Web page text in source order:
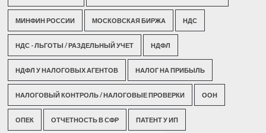
МИНФИН РОССИИ МОСКОВСКАЯ БИРЖА НДС
НДС - ЛЬГОТЫ / РАЗДЕЛЬНЫЙ УЧЕТ НДФЛ
НДФЛ У НАЛОГОВЫХ АГЕНТОВ НАЛОГ НА ПРИБЫЛЬ
НАЛОГОВЫЙ КОНТРОЛЬ / НАЛОГОВЫЕ ПРОВЕРКИ ООН
ОПЕК ОТЧЕТНОСТЬ В СФР ПАТЕНТ У ИП